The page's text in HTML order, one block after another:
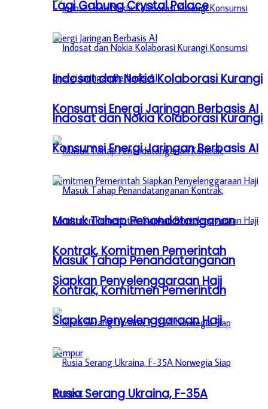
Indosat dan Nokia Kolaborasi Kurangi
Konsumsi Energi Jaringan Berbasis AI
Masuk Tahap Penandatanganan
Kontrak, Komitmen Pemerintah
Siapkan Penyelenggaraan Haji
Rusia Serang Ukraina, F-35A
Lagi Gabung Crystal Palace
Indosat dan Nokia Kolaborasi Kurangi
Konsumsi Energi Jaringan Berbasis AI
Masuk Tahap Penandatanganan
Kontrak, Komitmen Pemerintah
Siapkan Penyelenggaraan Haji